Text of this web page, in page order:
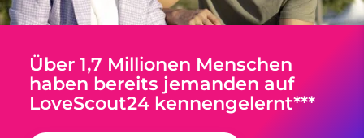
Über 1,7 Millionen Menschen
haben bereits jemanden auf
LoveScout24 kennengelernt***